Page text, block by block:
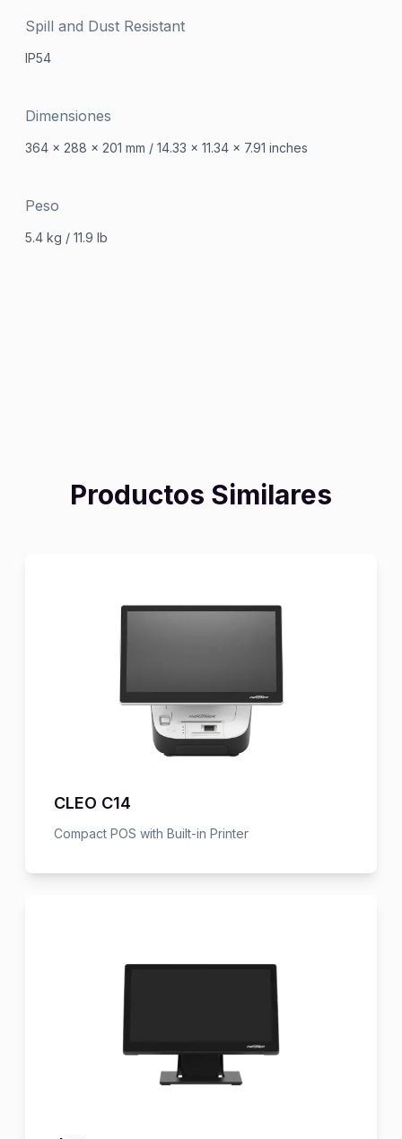
Spill and Dust Resistant
IP54
Dimensiones
364 x 288 x 201 mm / 14.33 x 11.34 x 7.91 inches
Peso
5.4 kg / 11.9 lb
Productos Similares
CLEO C14
Compact POS with Built-in Printer